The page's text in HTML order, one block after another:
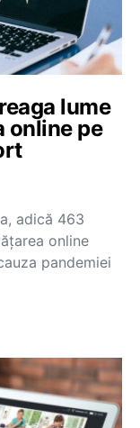
lume
online pe
adică 463
online
pandemiei